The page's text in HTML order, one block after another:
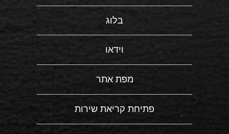
בלוג
וידאו
מפת אתר
פתיחת קריאת שירות